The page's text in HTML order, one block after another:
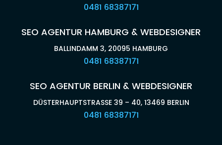
0481 68387171
SEO AGENTUR HAMBURG & WEBDESIGNER
BALLINDAMM 3, 20095 HAMBURG
0481 68387171
SEO AGENTUR BERLIN & WEBDESIGNER
DÜSTERHAUPTSTRASSE 39 – 40, 13469 BERLIN
0481 68387171